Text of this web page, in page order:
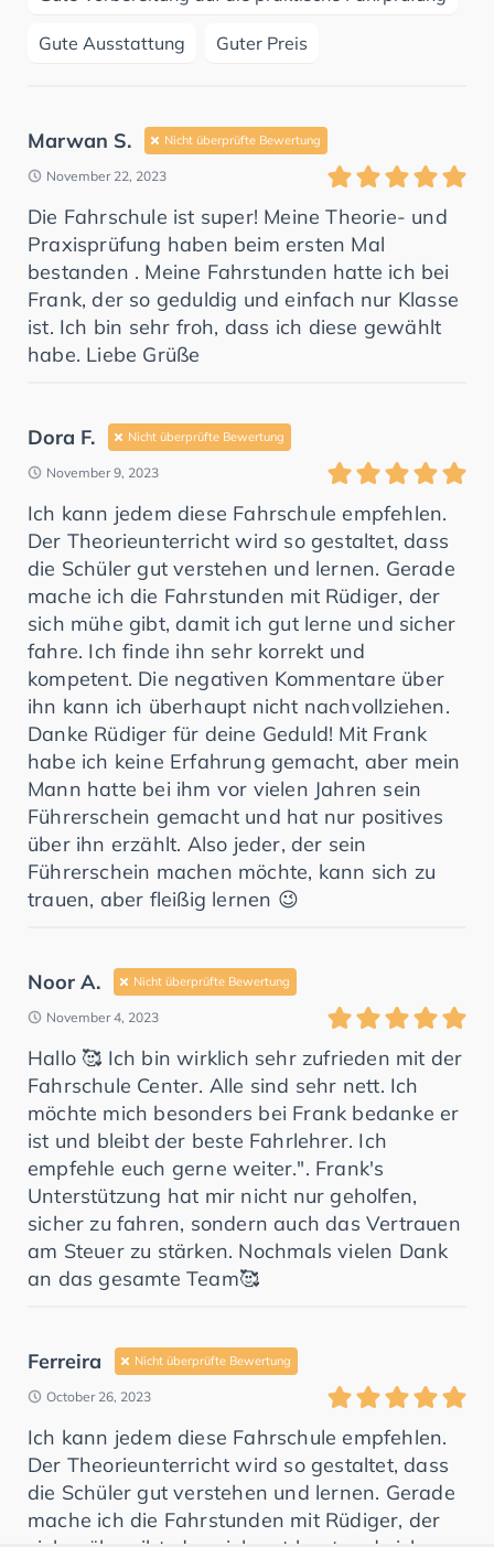
Gute Ausstattung Guter Preis
Marwan S. Nicht überprüfte Bewertung
November 22, 2023
Die Fahrschule ist super! Meine Theorie- und
Praxisprüfung haben beim ersten Mal
bestanden . Meine Fahrstunden hatte ich bei
Frank, der so geduldig und einfach nur Klasse
ist. Ich bin sehr froh, dass ich diese gewählt
habe. Liebe Grüße
Dora F. Nicht überprüfte Bewertung
November 9, 2023
Ich kann jedem diese Fahrschule empfehlen.
Der Theorieunterricht wird so gestaltet, dass
die Schüler gut verstehen und lernen. Gerade
mache ich die Fahrstunden mit Rüdiger, der
sich mühe gibt, damit ich gut lerne und sicher
fahre. Ich finde ihn sehr korrekt und
kompetent. Die negativen Kommentare über
ihn kann ich überhaupt nicht nachvollziehen.
Danke Rüdiger für deine Geduld! Mit Frank
habe ich keine Erfahrung gemacht, aber mein
Mann hatte bei ihm vor vielen Jahren sein
Führerschein gemacht und hat nur positives
über ihn erzählt. Also jeder, der sein
Führerschein machen möchte, kann sich zu
trauen, aber fleißig lernen 😉
Noor A. Nicht überprüfte Bewertung
November 4, 2023
Hallo 🥰 Ich bin wirklich sehr zufrieden mit der
Fahrschule Center. Alle sind sehr nett. Ich
möchte mich besonders bei Frank bedanke er
ist und bleibt der beste Fahrlehrer. Ich
empfehle euch gerne weiter.". Frank's
Unterstützung hat mir nicht nur geholfen,
sicher zu fahren, sondern auch das Vertrauen
am Steuer zu stärken. Nochmals vielen Dank
an das gesamte Team🥰
Ferreira Nicht überprüfte Bewertung
October 26, 2023
Ich kann jedem diese Fahrschule empfehlen.
Der Theorieunterricht wird so gestaltet, dass
die Schüler gut verstehen und lernen. Gerade
mache ich die Fahrstunden mit Rüdiger, der